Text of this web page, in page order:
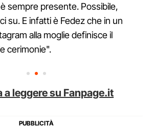
sempre presente. Possibile,
su. E infatti è Fedez che in un
alla moglie definisce il
cerimonie".
a leggere su Fanpage.it